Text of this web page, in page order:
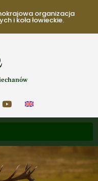
organizacja
i koła łowieckie.